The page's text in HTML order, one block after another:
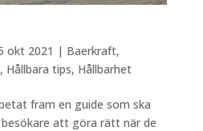
okt 2021 | Baerkraft,
, Hållbara tips, Hållbarhet
fram en guide som ska
att göra rätt när de